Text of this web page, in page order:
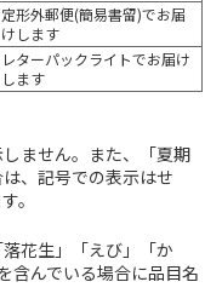
定形外郵便(簡易書留)でお届
けします
レターパックライトでお届け
します
ません。また、「夏期
、記号での表示はせ
。
花生」「えび」「か
含んでいる場合に品目名